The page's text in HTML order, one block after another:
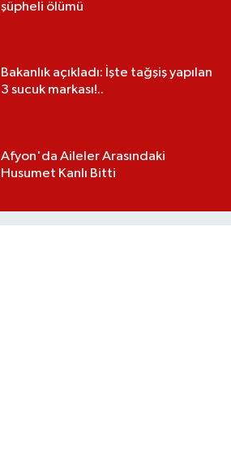
şüpheli ölümü
Bakanlık açıkladı: İşte tağşiş yapılan
3 sucuk markası!..
Afyon'da Aileler Arasındaki
Husumet Kanlı Bitti